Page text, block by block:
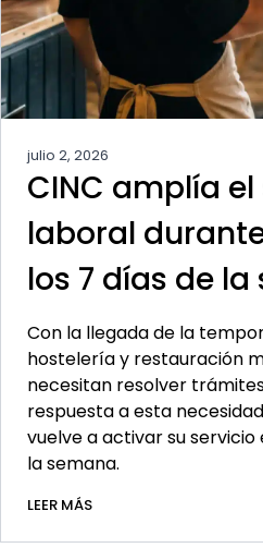
julio 2, 2026
CINC amplía
laboral
los 7 días de
Con la llegada de la
hostelería y restauración
necesitan resolver
respuesta a esta
vuelve a activar su
la semana.
LEER MÁS